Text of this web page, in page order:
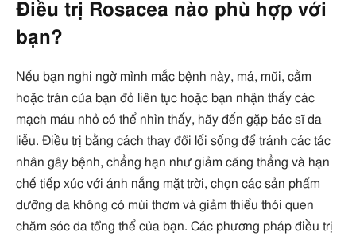
Điều trị Rosacea nào phù hợp với
bạn?
Nếu bạn nghi ngờ mình mắc bệnh này, má, mũi, cằm
hoặc trán của bạn đỏ liên tục hoặc bạn nhận thấy các
mạch máu nhỏ có thể nhìn thấy, hãy đến gặp bác sĩ da
liễu. Điều trị bằng cách thay đổi lối sống để tránh các tác
nhân gây bệnh, chẳng hạn như giảm căng thẳng và hạn
chế tiếp xúc với ánh nắng mặt trời, chọn các sản phẩm
dưỡng da không có mùi thơm và giảm thiểu thói quen
chăm sóc da tổng thể của bạn. Các phương pháp điều trị